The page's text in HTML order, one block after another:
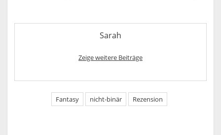
Sarah
Zeige weitere Beiträge
Fantasy nicht-binär Rezension